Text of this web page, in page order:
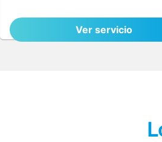
Ver servicio